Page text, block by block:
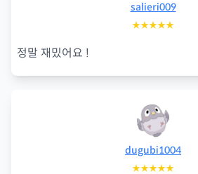
salieri009
★★★★★
정말 재밌어요 !
dugubi1004
★★★★★